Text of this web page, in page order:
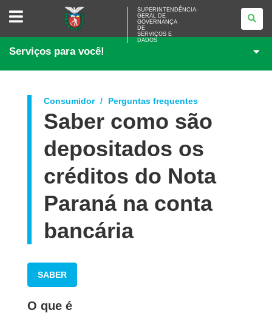
SUPERINTENDÊNCIA-
<BR>GOVERNANÇA
SERVIÇOS
DADOS
SUPERINTENDÊNCIA-
GERAL DE
GOVERNANÇA
DE
SERVIÇOS E
DADOS
Serviços para você!
Consumidor Perguntas frequentes
Saber como são
depositados os
créditos do Nota
Paraná na conta
bancária
SABER
O que é